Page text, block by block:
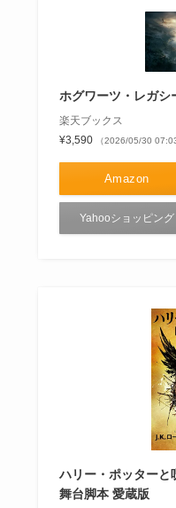
ホグワーツ・レガ
楽天ブックス
¥3,590
（2026/05/30
Amazon
Yahooショッピング
ハリー・ポッター
舞台脚本 愛蔵版